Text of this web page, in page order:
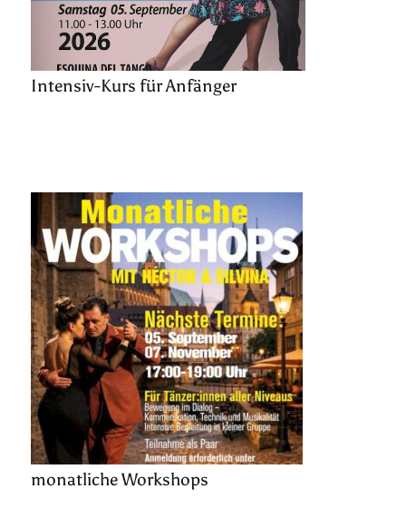
Intensiv-Kurs für Anfänger
monatliche Workshops